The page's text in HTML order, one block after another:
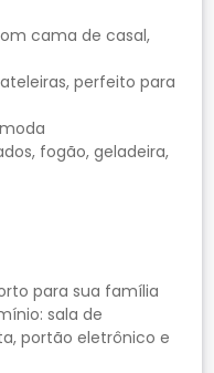
cama de casal,
perfeito para
fogão, geladeira,
para sua família
sala de
portão eletrônico e